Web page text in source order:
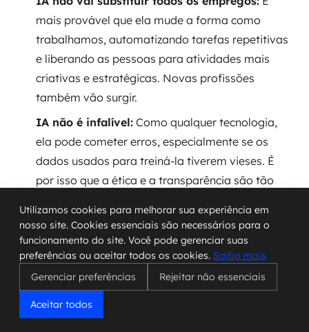
mais provável que ela mude a forma como
trabalhamos, automatizando tarefas repetitivas
e liberando as pessoas para atividades mais
criativas e estratégicas. Novas profissões
também vão surgir.
IA não é infalível: Como qualquer tecnologia,
ela pode cometer erros, especialmente se os
dados usados para treiná-la tiverem vieses. É
por isso que a ética e a transparência são tão
IA não tem sentimentos ou intenções:Ela não
10. A Era da IA: E Nosso Futuro Como
Humanos
A inteligência artificial já não é mais um conceito
Utilizamos cookies para melhorar sua experiência em
nosso site. Cookies essenciais são necessários para o
funcionamento do site. Você pode gerenciar suas
preferências ou aceitar todos os cookies. Saiba mais
Gerenciar preferências
Rejeitar não essenciais
Aceitar todos